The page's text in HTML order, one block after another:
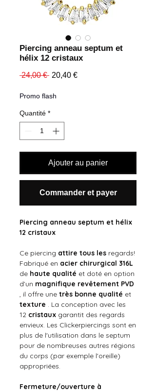
Piercing anneau septum et
hélix 12 cristaux
24,00 € Prix
20,40 €Prix
Promo flash
Quantité *
Ajouter au panier
Commander et payer
Piercing anneau septum et hélix
12 cristaux
Ce piercing attire tous les regards!
Fabriqué en acier chirurgical 316L
de haute qualité et doté en option
d’un magnifique revêtement PVD
, il offre une très bonne qualité et
texture . La conception avec les
12 cristaux garantit des regards
envieux. Les Clickerpiercings sont en
plus de l'utilisation dans le septum
pour de nombreuses autres régions
du corps (par exemple l'oreille)
appropriées.
Fermeture/ouverture à